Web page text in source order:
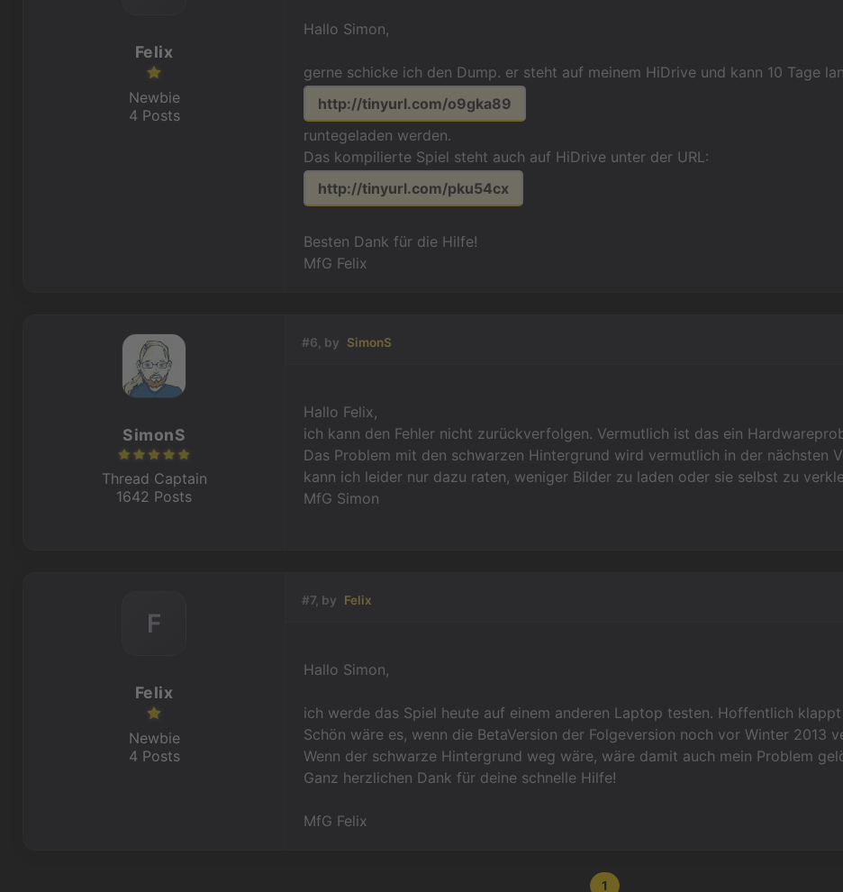
Hallo Simon,
gerne schicke ich den Dump. er steht auf meinem HiDrive und kann 10 Tage
http://tinyurl.com/o9gka89
runtegeladen werden.
Das kompilierte Spiel steht auch auf HiDrive unter der URL:
http://tinyurl.com/pku54cx
Besten Dank für die Hilfe!
MfG Felix
Felix
Newbie
4 Posts
#6, by SimonS
Hallo Felix,
ich kann den Fehler nicht zurückverfolgen. Vermutlich ist das ein
Das Problem mit den schwarzen Hintergrund wird vermutlich in der nächsten
kann ich leider nur dazu raten, weniger Bilder zu laden oder sie selbst zu
MfG Simon
SimonS
Thread Captain
1642 Posts
#7, by Felix
Hallo Simon,
ich werde das Spiel heute auf einem anderen Laptop testen. Hoffentlich klappt
Schön wäre es, wenn die BetaVersion der Folgeversion noch vor Winter 2013
Wenn der schwarze Hintergrund weg wäre, wäre damit auch mein Problem
Ganz herzlichen Dank für deine schnelle Hilfe!
MfG Felix
F
Felix
Newbie
4 Posts
1